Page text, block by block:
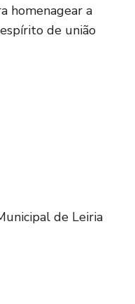
homenagear a
de união
de Leiria